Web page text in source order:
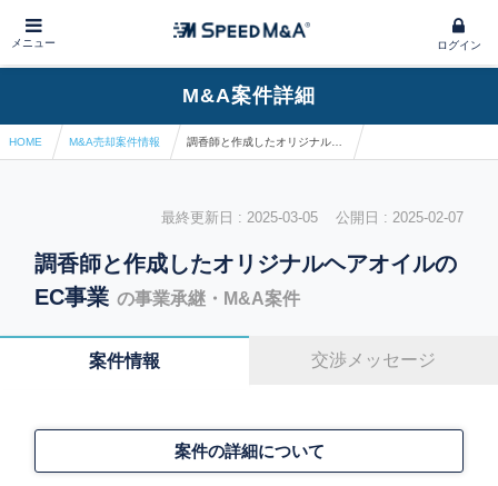
メニュー ログイン
M&A案件詳細
HOME M&A売却案件情報
最終更新日 : 2025-03-05 公開日 : 2025-02-07
調香師と作成したオリジナルヘアオイルの
EC事業 の事業承継・M&A案件
案件情報 交渉メッセージ
案件の詳細について